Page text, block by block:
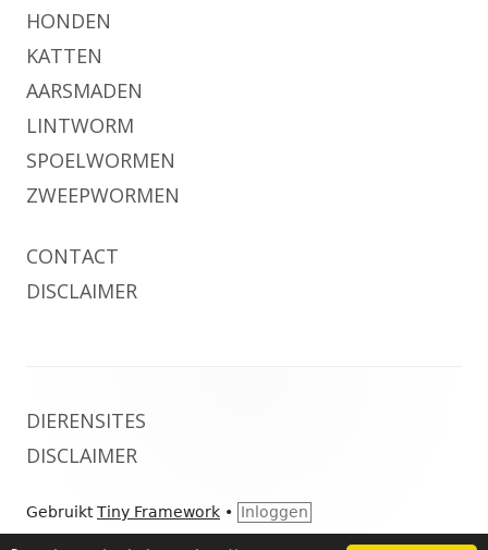
HONDEN
KATTEN
AARSMADEN
LINTWORM
SPOELWORMEN
ZWEEPWORMEN
CONTACT
DISCLAIMER
inhoud
DIERENSITES
DISCLAIMER
GebruiktTiny Framework • Inloggen